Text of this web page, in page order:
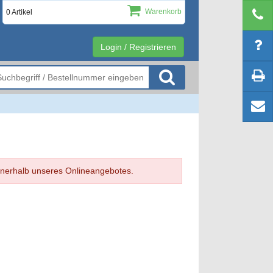
Login / Registrieren
0 Artikel Warenkorb
unseres Onlineangebotes.